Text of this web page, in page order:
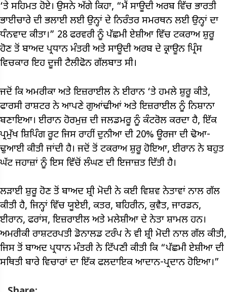
‘ਤੇ ਸਹਿਮਤ ਹੋਏ। ਉਸਨੇ ਅੱਗੇ ਕਿਹਾ, “ਮੈਂ ਸਾਊਦੀ ਅਰਬ ਵਿੱਚ ਭਾਰਤੀ
ਭਾਈਚਾਰੇ ਦੀ ਭਲਾਈ ਲਈ ਉਨ੍ਹਾਂ ਦੇ ਨਿਰੰਤਰ ਸਮਰਥਨ ਲਈ ਉਨ੍ਹਾਂ ਦਾ
ਧੰਨਵਾਦ ਕੀਤਾ।” 28 ਫਰਵਰੀ ਨੂੰ ਪੱਛਮੀ ਏਸ਼ੀਆ ਵਿੱਚ ਟਕਰਾਅ ਸ਼ੁਰੂ
ਹੋਣ ਤੋਂ ਬਾਅਦ ਪ੍ਰਧਾਨ ਮੰਤਰੀ ਅਤੇ ਸਾਊਦੀ ਅਰਬ ਦੇ ਕ੍ਰਾਊਨ ਪ੍ਰਿੰਸ
ਵਿਚਕਾਰ ਇਹ ਦੂਜੀ ਟੈਲੀਫੋਨ ਗੱਲਬਾਤ ਸੀ।
ਜਦੋਂ ਕਿ ਅਮਰੀਕਾ ਅਤੇ ਇਜ਼ਰਾਈਲ ਨੇ ਈਰਾਨ ‘ਤੇ ਹਮਲੇ ਸ਼ੁਰੂ ਕੀਤੇ,
ਫਾਰਸੀ ਰਾਸ਼ਟਰ ਨੇ ਆਪਣੇ ਗੁਆਂਢੀਆਂ ਅਤੇ ਇਜ਼ਰਾਈਲ ਨੂੰ ਨਿਸ਼ਾਨਾ
ਬਣਾਇਆ। ਈਰਾਨ ਹੋਰਮੁਜ਼ ਦੀ ਜਲਡਮਰੂ ਨੂੰ ਕੰਟਰੋਲ ਕਰਦਾ ਹੈ, ਇੱਕ
ਪ੍ਰਮੁੱਖ ਸ਼ਿਪਿੰਗ ਰੂਟ ਜਿਸ ਰਾਹੀਂ ਦੁਨੀਆ ਦੀ 20% ਊਰਜਾ ਦੀ ਢੋਆ-
ਢੁਆਈ ਕੀਤੀ ਜਾਂਦੀ ਹੈ। ਜਦੋਂ ਤੋਂ ਟਕਰਾਅ ਸ਼ੁਰੂ ਹੋਇਆ, ਈਰਾਨ ਨੇ ਬਹੁਤ
ਘੱਟ ਜਹਾਜ਼ਾਂ ਨੂੰ ਇਸ ਵਿੱਚੋਂ ਲੰਘਣ ਦੀ ਇਜਾਜ਼ਤ ਦਿੱਤੀ ਹੈ।
ਲੜਾਈ ਸ਼ੁਰੂ ਹੋਣ ਤੋਂ ਬਾਅਦ ਸ਼੍ਰੀ ਮੋਦੀ ਨੇ ਕਈ ਵਿਸ਼ਵ ਨੇਤਾਵਾਂ ਨਾਲ ਗੱਲ
ਕੀਤੀ ਹੈ, ਜਿਨ੍ਹਾਂ ਵਿੱਚ ਯੂਏਈ, ਕਤਰ, ਬਹਿਰੀਨ, ਕੁਵੈਤ, ਜਾਰਡਨ,
ਈਰਾਨ, ਫਰਾਂਸ, ਇਜ਼ਰਾਈਲ ਅਤੇ ਮਲੇਸ਼ੀਆ ਦੇ ਨੇਤਾ ਸ਼ਾਮਲ ਹਨ।
ਅਮਰੀਕੀ ਰਾਸ਼ਟਰਪਤੀ ਡੋਨਾਲਡ ਟਰੰਪ ਨੇ ਵੀ ਸ਼੍ਰੀ ਮੋਦੀ ਨਾਲ ਗੱਲ ਕੀਤੀ,
ਜਿਸ ਤੋਂ ਬਾਅਦ ਪ੍ਰਧਾਨ ਮੰਤਰੀ ਨੇ ਟਿੱਪਣੀ ਕੀਤੀ ਕਿ “ਪੱਛਮੀ ਏਸ਼ੀਆ ਦੀ
ਸਥਿਤੀ ਬਾਰੇ ਵਿਚਾਰਾਂ ਦਾ ਇੱਕ ਫਲਦਾਇਕ ਆਦਾਨ-ਪ੍ਰਦਾਨ ਹੋਇਆ।”